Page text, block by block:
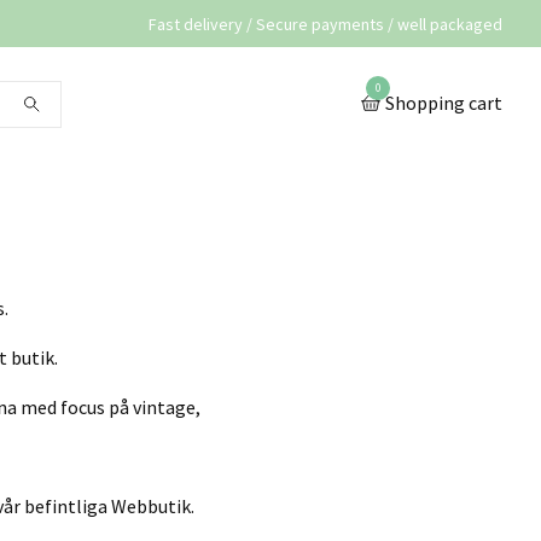
Fast delivery / Secure payments / well packaged
0
Shopping cart
butik.
med focus på vintage,
befintliga Webbutik.